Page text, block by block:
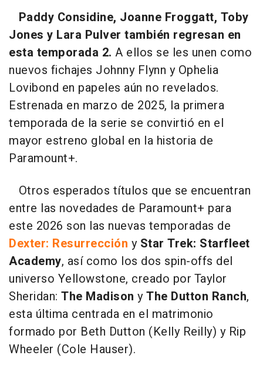
Paddy Considine, Joanne Froggatt, Toby
Jones y Lara Pulver también regresan en
esta temporada 2. A ellos se les unen como
nuevos fichajes Johnny Flynn y Ophelia
Lovibond en papeles aún no revelados.
Estrenada en marzo de 2025, la primera
temporada de la serie se convirtió en el
mayor estreno global en la historia de
Paramount+.
Otros esperados títulos que se encuentran
entre las novedades de Paramount+ para
este 2026 son las nuevas temporadas de
Dexter: Resurrección y Star Trek: Starfleet
Academy, así como los dos spin-offs del
universo Yellowstone, creado por Taylor
Sheridan: The Madison yThe Dutton Ranch,
esta última centrada en el matrimonio
formado por Beth Dutton (Kelly Reilly) y Rip
Wheeler (Cole Hauser).